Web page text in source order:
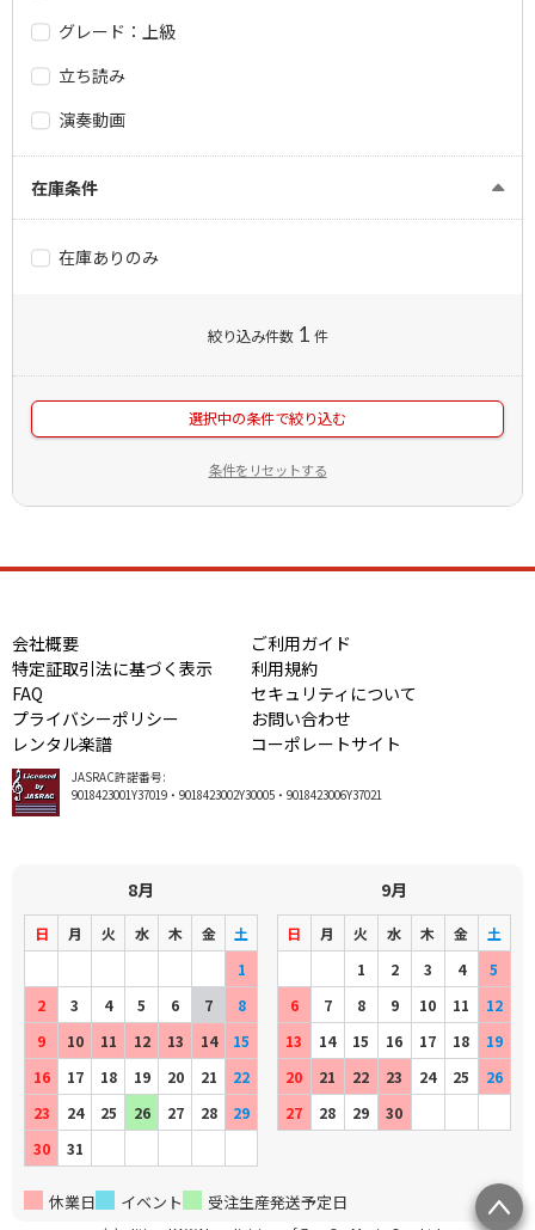
グレード：上級
立ち読み
演奏動画
在庫条件
在庫ありのみ
絞り込み件数 1 件
選択中の条件で絞り込む
条件をリセットする
会社概要
ご利用ガイド
特定証取引法に基づく表示
利用規約
FAQ
セキュリティについて
プライバシーポリシー
お問い合わせ
レンタル楽譜
コーポレートサイト
JASRAC許諾番号:
9018423001Y37019・9018423002Y30005・9018423006Y37021
8月
日 月 火 水 木 金
土
1
2
3 4 5 6 7
8
9
10 11 12 13 14
15
16
17 18 19 20 21
22
23
24 25 26 27 28
29
30
31
9月
日 月 火 水 木 金
土
1
2 3 4
5
6
7 8 9 10 11
12
13
14 15 16 17 18
19
20
21 22 23 24 25
26
27
28 29 30
休業日 イベント 受注生産発送予定日